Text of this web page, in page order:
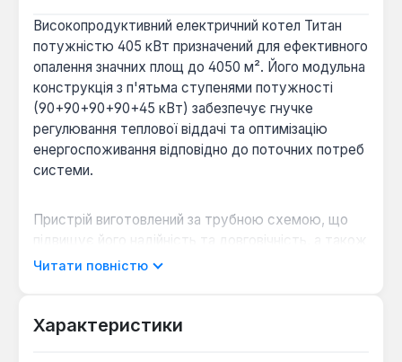
Високопродуктивний електричний котел Титан
потужністю 405 кВт призначений для ефективного
опалення значних площ до 4050 м². Його модульна
конструкція з п'ятьма ступенями потужності
(90+90+90+90+45 кВт) забезпечує гнучке
регулювання теплової віддачі та оптимізацію
енергоспоживання відповідно до поточних потреб
системи.
Пристрій виготовлений за трубною схемою, що
підвищує його надійність та довговічність, а також
адаптований для інтеграції з теплоакумуляторами.
високоякісної нержавіючої сталі, що гарантує їх
Читати повністю
Характеристики